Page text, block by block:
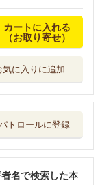
カートに入れる
（お取り寄せ）
に入りに追加
トロールに登録
者名で検索した本
薬師ヒナタは癒し
たい～ブラック...
紅の魔術師に全て
ＴＯブックス
薬師ヒナタは癒し